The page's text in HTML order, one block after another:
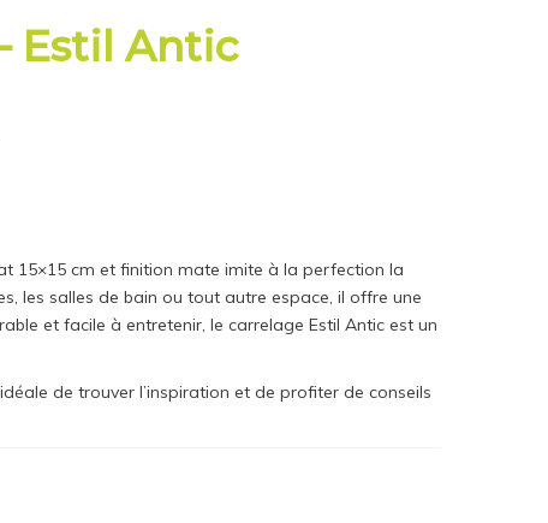
Estil Antic
15×15 cm et finition mate imite à la perfection la
les salles de bain ou tout autre espace, il offre une
et facile à entretenir, le carrelage Estil Antic est un
de trouver l’inspiration et de profiter de conseils